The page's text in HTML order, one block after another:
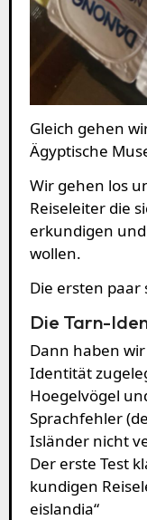
Gleich gehen
Ägyptische
Wir gehen los
Reiseleiter die
erkundigen
wollen.
Die ersten
Die Tarn-
Dann haben
Identität
Hoegelvögel
Sprachfehler
Isländer nicht
Der erste Test
kundigen
eislandia“